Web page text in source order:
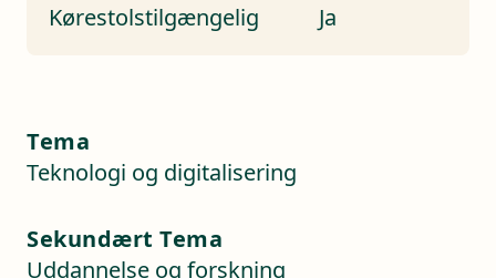
Kørestolstilgængelig
Ja
Tema
Teknologi og digitalisering
Sekundært Tema
Uddannelse og forskning